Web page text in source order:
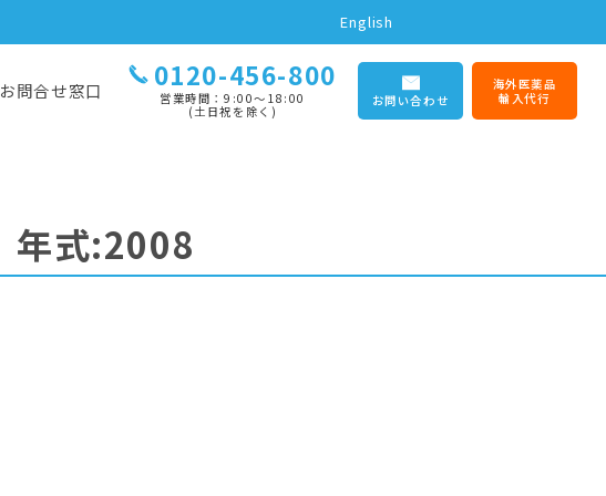
English
お問合せ窓口 0120-456-800
営業時間：9:00〜18:00
(土日祝を除く)
お問い合わせ
海外医薬品
輸入代行
年式:2008